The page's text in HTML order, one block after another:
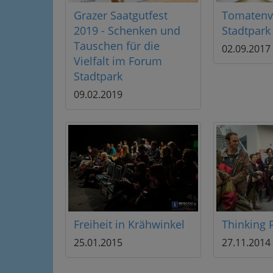
Grazer Saatgutfest
2019 - Schenken und
Tauschen für die
Vielfalt im Forum
Stadtpark
09.02.2019
Stadtpark
02.09.2017
Freiheit in Krähwinkel
25.01.2015
Thinking
27.11.2014